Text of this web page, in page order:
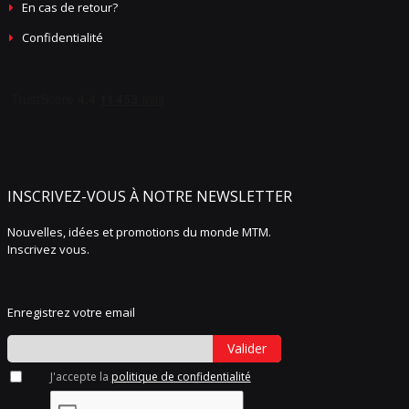
En cas de retour?
Confidentialité
INSCRIVEZ-VOUS À NOTRE NEWSLETTER
Nouvelles, idées et promotions du monde MTM.
Inscrivez vous.
Enregistrez votre email
Valider
J'accepte la politique de confidentialité